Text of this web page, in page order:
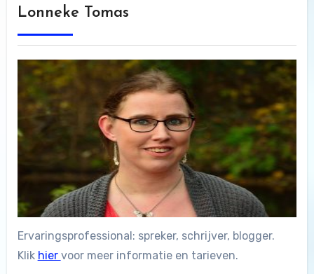
Lonneke Tomas
Ervaringsprofessional: spreker, schrijver, blogger.
Klik hier voor meer informatie en tarieven.